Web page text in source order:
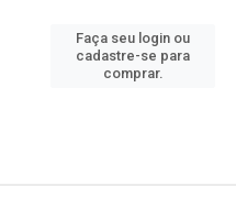
Faça seu login ou
cadastre-se para
comprar.